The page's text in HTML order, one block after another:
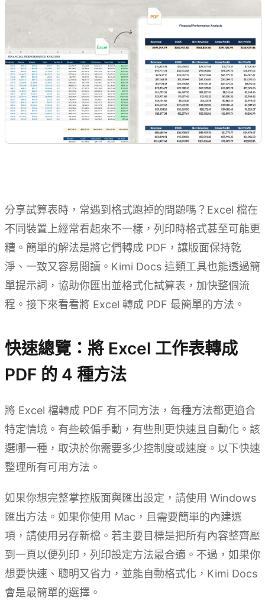
分享試算表時，常遇到格式跑掉的問題嗎？Excel 檔在
不同裝置上經常看起來不一樣，列印時格式甚至可能更
糟。簡單的解法是將它們轉成 PDF，讓版面保持乾
淨、一致又容易閱讀。Kimi Docs 這類工具也能透過簡
單提示詞，協助你匯出並格式化試算表，加快整個流
程。接下來看看將 Excel 轉成 PDF 最簡單的方法。
快速總覽：將 Excel 工作表轉成
PDF 的 4 種方法
將 Excel 檔轉成 PDF 有不同方法，每種方法都更適合
特定情境。有些較偏手動，有些則更快速且自動化。該
選哪一種，取決於你需要多少控制度或速度。以下快速
整理所有可用方法。
如果你想完整掌控版面與匯出設定，請使用 Windows
匯出方法。如果你使用 Mac，且需要簡單的內建選
項，請使用另存新檔。若主要目標是把所有內容整齊壓
到一頁以便列印，列印設定方法最合適。不過，如果你
想要快速、聰明又省力，並能自動格式化，Kimi Docs
會是最簡單的選擇。